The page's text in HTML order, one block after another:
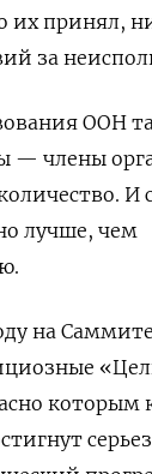
их принял,
за
ООН
— члены
И
лучше, чем
на
которым